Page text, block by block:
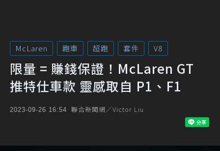
McLaren 跑車 超跑 套件 V8
限量 = 賺錢保證！McLaren GT
推特仕車款 靈感取自 P1、F1
2023-09-26 16:54 聯合新聞網／Victor Liu